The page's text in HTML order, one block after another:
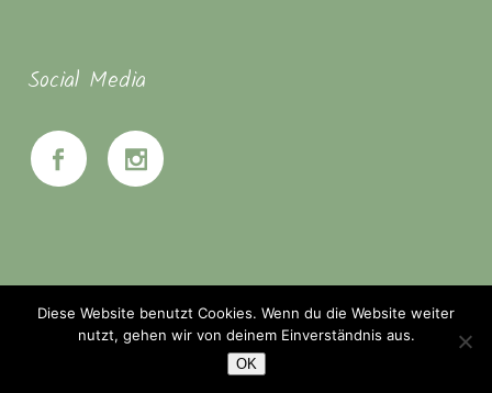
Social Media
© Seminarhaus Mahanbir - Zwischen Hannover & Braunschweig
Diese Website benutzt Cookies. Wenn du die Website weiter
nutzt, gehen wir von deinem Einverständnis aus.
OK